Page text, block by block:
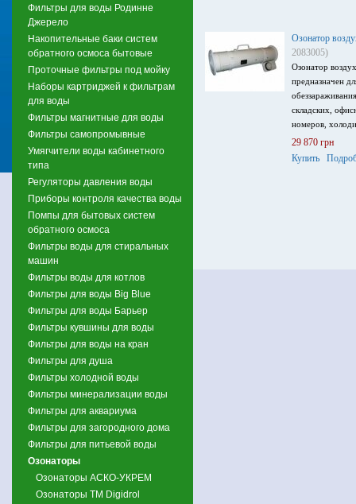
Фильтры для воды Родинне
Джерело
Накопительные баки систем
обратного осмоса бытовые
Проточные фильтры под мойку
Наборы картриджей к фильтрам
для воды
Фильтры магнитные для воды
Фильтры самопромывные
Умягчители воды кабинетного
типа
Регуляторы давления воды
Приборы контроля качества воды
Помпы для бытовых систем
обратного осмоса
Фильтры воды для стиральных
машин
Фильтры воды для котлов
Фильтры для воды Big Blue
Фильтры для воды Барьер
Фильтры кувшины для воды
Фильтры для воды на кран
Фильтры для душа
Фильтры холодной воды
Фильтры минерализации воды
Фильтры для аквариума
Фильтры для загородного дома
Фильтры для питьевой воды
Озонаторы
Озонаторы АСКО-УКРЕМ
Озонаторы TM Digidrol
Озонатор
2083005)
Озонатор
предназначен
складских,
номеров,
29 870 грн
Купить